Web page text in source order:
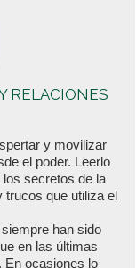
RELACIONES
y movilizar
el poder. Leerlo
secretos de la
que utiliza el
han sido
en las últimas
En ocasiones lo